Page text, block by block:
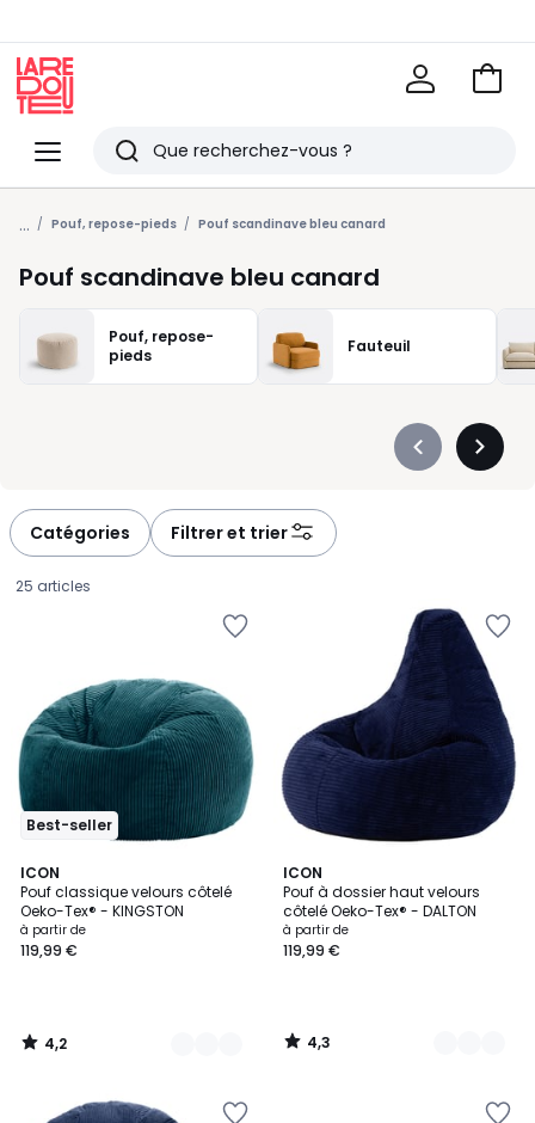
Menu
Redoute
Rechercher
Derniers
articles
vus
Voir
... Pouf, repose-pieds Pouf scandinave bleu canard
Pouf scandinave bleu canard
Pouf, repose-
pieds
Fauteuil
Précédent
Catégories Filtrer et trier
25 articles
Best-seller
ICON
Pouf classique velours côtelé
Oeko-Tex® - KINGSTON
Prix
à
119,99
€.
à partir de
119,99 €
4,2
/ 5
9
Couleurs
4,2
/
ICON
Pouf à dossier haut velours
côtelé Oeko-Tex® - DALTON
à partir de
119,99 €
4,3
/ 5
8
Couleurs
4,3
/